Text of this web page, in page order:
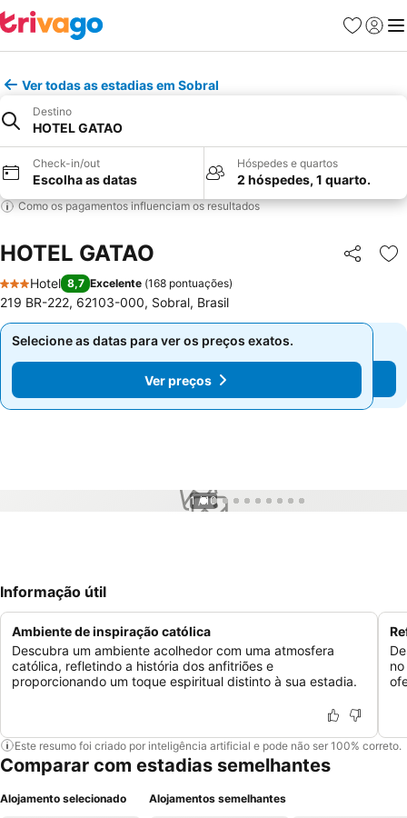
Favoritos
Iniciar
Ver todas as estadias em Sobral
Destino
HOTEL GATAO
Check-in/out
Escolha as datas
Hóspedes e quartos
2 hóspedes, 1 quarto.
Como os pagamentos influenciam os resultados
HOTEL GATAO Partilhar
3 Estrelas
Hotel 8,7 Excelente (168 pontuações)
219 BR-222, 62103-000, Sobral, Brasil
Selecione as datas para ver os preços exatos.
Ver preços
Selecione as datas para ver os preços exatos.
Ver preços
1 / 10
Informação útil
Ambiente de inspiração católica
Descubra um ambiente acolhedor com uma atmosfera
católica, refletindo a história dos anfitriões e
proporcionando um toque espiritual distinto à sua estadia.
Este resumo foi criado por inteligência artificial e pode não ser 100% correto.
Comparar com estadias semelhantes
Alojamento selecionado Alojamentos semelhantes